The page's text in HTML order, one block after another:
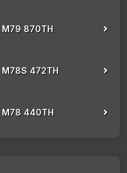
M79 870TH
472TH
M78 440TH